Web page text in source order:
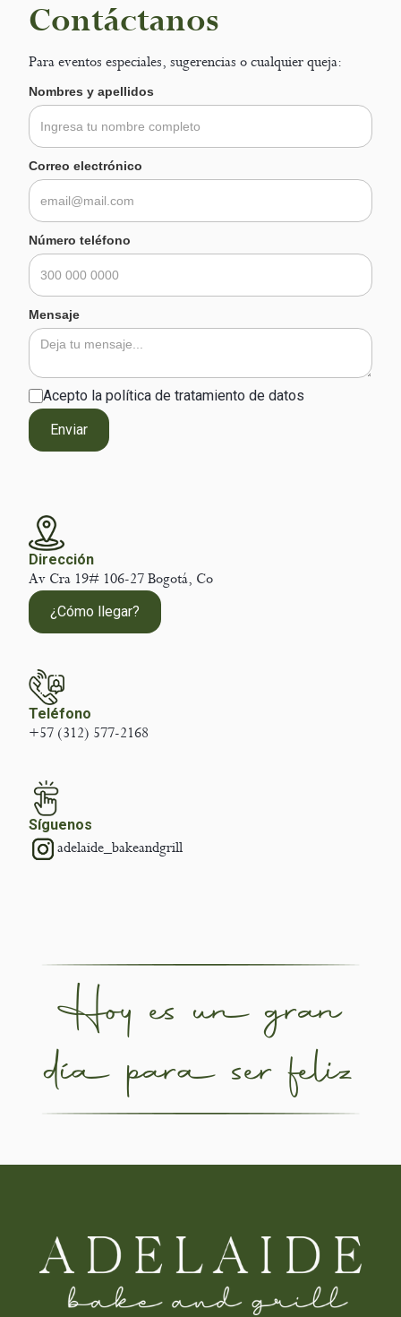
Contáctanos
Para eventos especiales, sugerencias o cualquier queja:
Nombres y apellidos
Correo electrónico
Número teléfono
Mensaje
Acepto la política de tratamiento de datos
Dirección
Av Cra 19# 106-27 Bogotá, Co
¿Cómo llegar?
Teléfono
+57 (312) 577-2168
Síguenos
adelaide_bakeandgrill
Hoy es un gran
día para ser feliz